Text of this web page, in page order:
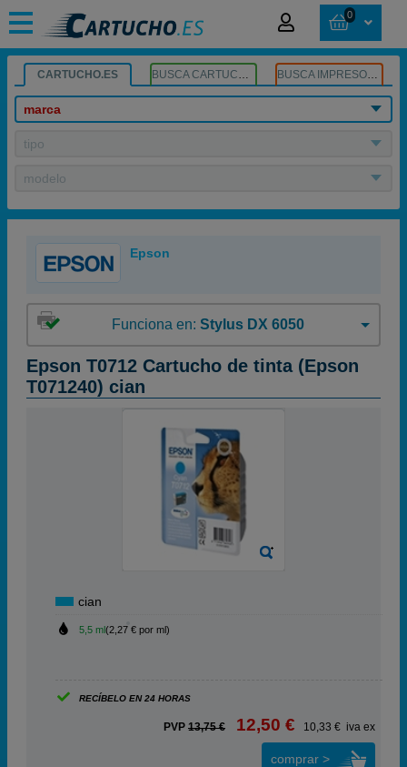
0
CARTUCHO.ES BUSCA CARTUCHOS BUSCA IMPRESORA
marca
tipo
modelo
Epson
Funciona en: Stylus DX 6050
Epson T0712 Cartucho de tinta (Epson
T071240) cian
cian
5,5 ml(2,27 € por ml)
RECÍBELO EN 24 HORAS
PVP 13,75 € 12,50 € 10,33 € iva ex
comprar >